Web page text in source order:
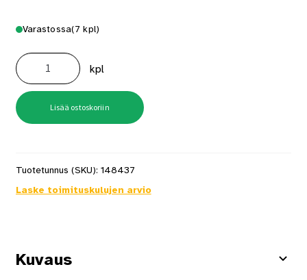
Varastossa(7 kpl)
Puuporanterä
Litteä
Selfcut
14x152mm
määrä
kpl
Lisää ostoskoriin
Tuotetunnus (SKU): 148437
Laske toimituskulujen arvio
Kuvaus